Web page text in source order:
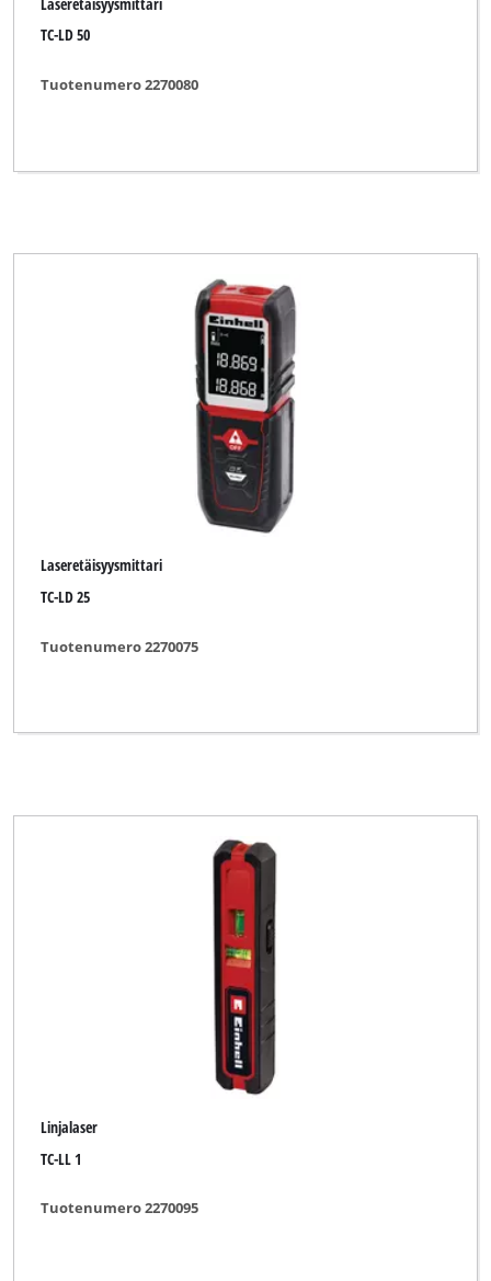
TC-LD 50
Tuotenumero 2270080
Laseretäisyysmittari
TC-LD 25
Tuotenumero 2270075
Linjalaser
TC-LL 1
Tuotenumero 2270095